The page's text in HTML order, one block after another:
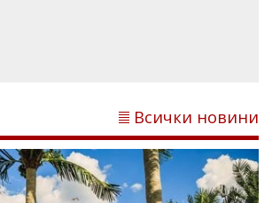
Всички новини